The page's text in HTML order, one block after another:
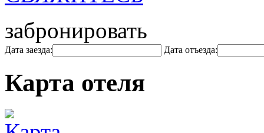
забронировать
Дата заезда: Дата отъезда:
Карта отеля